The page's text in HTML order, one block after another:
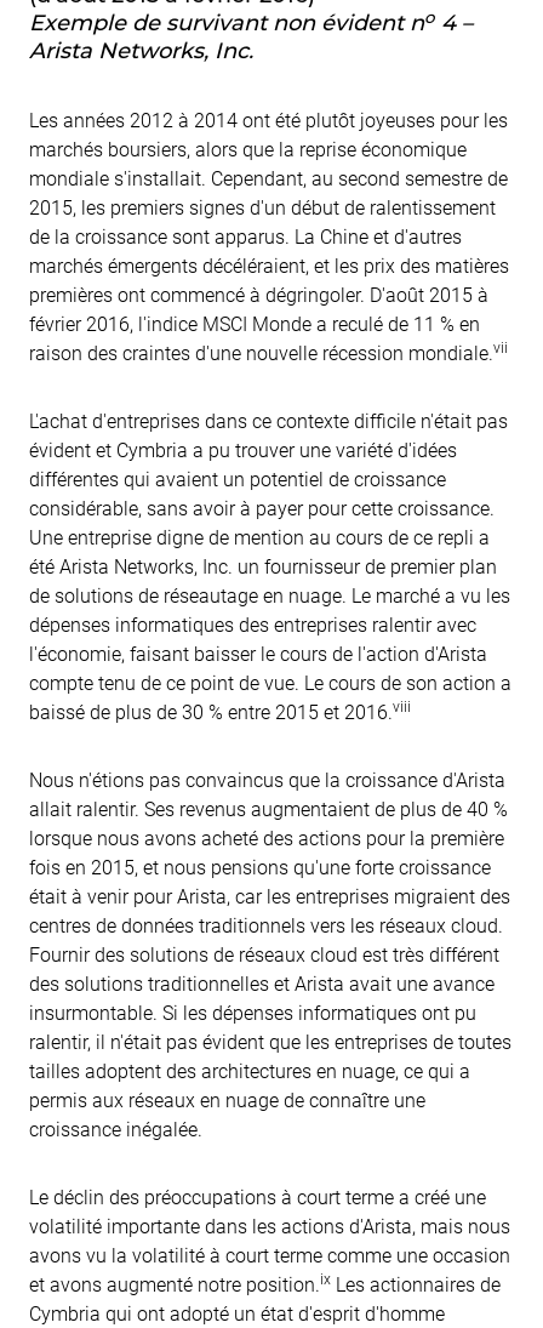
Exemple de survivant non évident no 4 –
Arista Networks, Inc.
Les années 2012 à 2014 ont été plutôt joyeuses pour les
marchés boursiers, alors que la reprise économique
mondiale s'installait. Cependant, au second semestre de
2015, les premiers signes d'un début de ralentissement
de la croissance sont apparus. La Chine et d'autres
marchés émergents décéléraient, et les prix des matières
premières ont commencé à dégringoler. D'août 2015 à
février 2016, l'indice MSCI Monde a reculé de 11 % en
raison des craintes d'une nouvelle récession mondiale.vii
L'achat d'entreprises dans ce contexte difficile n'était pas
évident et Cymbria a pu trouver une variété d'idées
différentes qui avaient un potentiel de croissance
considérable, sans avoir à payer pour cette croissance.
Une entreprise digne de mention au cours de ce repli a
été Arista Networks, Inc. un fournisseur de premier plan
de solutions de réseautage en nuage. Le marché a vu les
dépenses informatiques des entreprises ralentir avec
l'économie, faisant baisser le cours de l'action d'Arista
compte tenu de ce point de vue. Le cours de son action a
baissé de plus de 30 % entre 2015 et 2016.viii
Nous n'étions pas convaincus que la croissance d'Arista
allait ralentir. Ses revenus augmentaient de plus de 40 %
lorsque nous avons acheté des actions pour la première
fois en 2015, et nous pensions qu'une forte croissance
était à venir pour Arista, car les entreprises migraient des
centres de données traditionnels vers les réseaux cloud.
Fournir des solutions de réseaux cloud est très différent
des solutions traditionnelles et Arista avait une avance
insurmontable. Si les dépenses informatiques ont pu
ralentir, il n'était pas évident que les entreprises de toutes
tailles adoptent des architectures en nuage, ce qui a
permis aux réseaux en nuage de connaître une
croissance inégalée.
Le déclin des préoccupations à court terme a créé une
volatilité importante dans les actions d'Arista, mais nous
avons vu la volatilité à court terme comme une occasion
et avons augmenté notre position.ix Les actionnaires de
Cymbria qui ont adopté un état d'esprit d'homme